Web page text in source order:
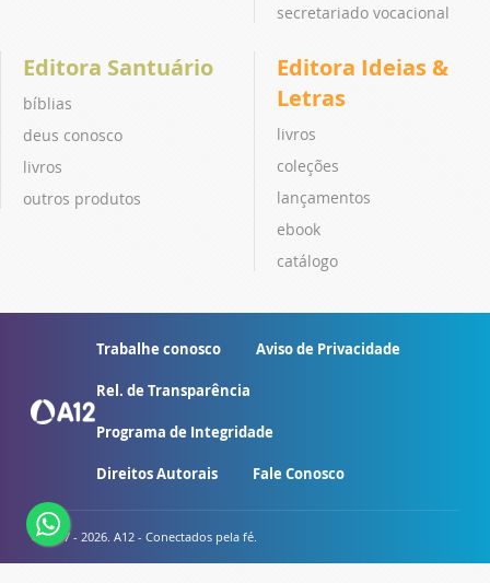
secretariado vocacional
Editora Santuário
bíblias
deus conosco
livros
outros produtos
Editora Ideias &
Letras
livros
coleções
lançamentos
ebook
catálogo
Trabalhe conosco Aviso de Privacidade
Rel. de Transparência
Programa de Integridade
Direitos Autorais Fale Conosco
© 2007 - 2026. A12 - Conectados pela fé.